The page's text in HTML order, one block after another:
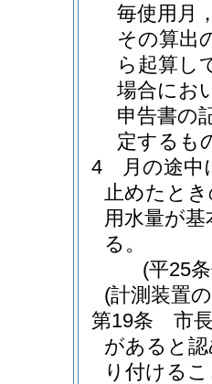
毎使用月
その算出
ら起算し
場合にお
申告書の
定するも
4
月の途
止めたと
用水量が
る。
(平25
(計測装置
第19条
市
があると
り付ける